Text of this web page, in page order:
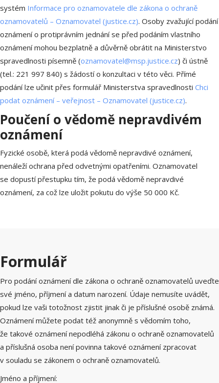
systém Informace pro oznamovatele dle zákona o ochraně
oznamovatelů – Oznamovatel (justice.cz). Osoby zvažující podání
oznámení o protiprávním jednání se před podáním vlastního
oznámení mohou bezplatně a důvěrně obrátit na Ministerstvo
spravedlnosti písemně (oznamovatel@msp.justice.cz) či ústně
(tel.: 221 997 840) s žádostí o konzultaci v této věci. Přímé
podání lze učinit přes formulář Ministerstva spravedlnosti Chci
podat oznámení – veřejnost – Oznamovatel (justice.cz).
Poučení o vědomě nepravdivém
oznámení
Fyzické osobě, která podá vědomě nepravdivé oznámení,
nenáleží ochrana před odvetnými opatřeními. Oznamovatel
se dopustí přestupku tím, že podá vědomě nepravdivé
oznámení, za což lze uložit pokutu do výše 50 000 Kč.
Formulář
Pro podání oznámení dle zákona o ochraně oznamovatelů uveďte
své jméno, příjmení a datum narození. Údaje nemusíte uvádět,
pokud lze vaši totožnost zjistit jinak či je příslušné osobě známá.
Oznámení můžete podat též anonymně s vědomím toho,
že takové oznámení nepodléhá zákonu o ochraně oznamovatelů
a příslušná osoba není povinna takové oznámení zpracovat
v souladu se zákonem o ochraně oznamovatelů.
Jméno a příjmení: